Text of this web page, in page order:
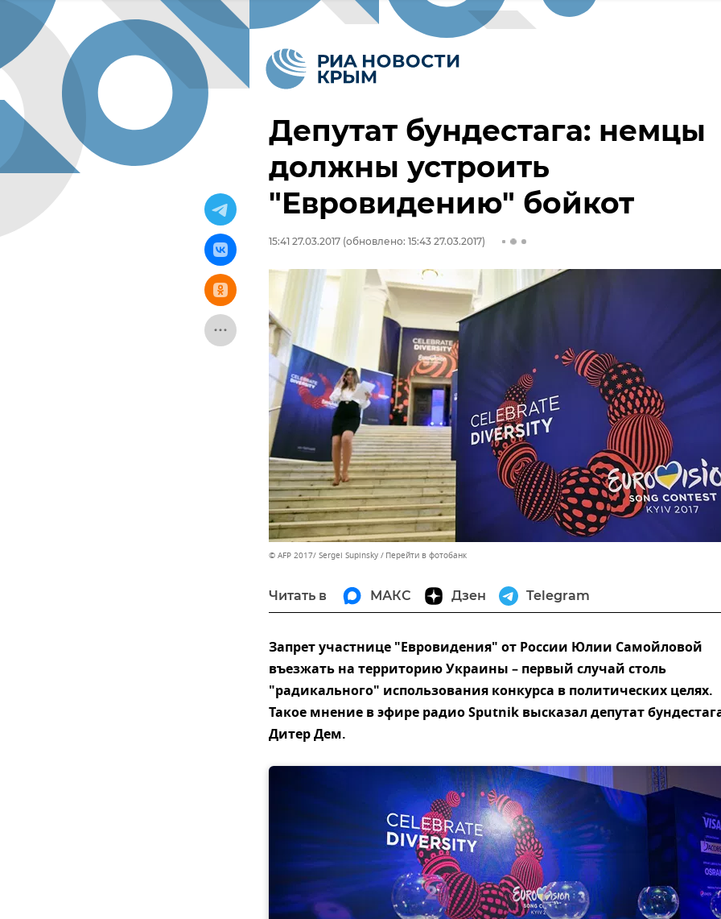
Депутат бундестага: немцы
должны устроить
"Евровидению" бойкот
15:41 27.03.2017 (обновлено: 15:43 27.03.2017)
© AFP 2017/ Sergei Supinsky Перейти в фотобанк
Читать в МАКС Дзен Telegram
Запрет участнице "Евровидения" от России Юлии Самойловой
въезжать на территорию Украины – первый случай столь
"радикального" использования конкурса в политических целях.
Такое мнение в эфире радио Sputnik высказал депутат
Дитер Дем.